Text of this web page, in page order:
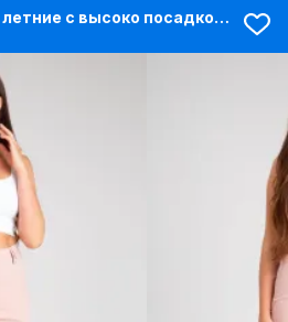
Розовые джинсы летние с высоко посадкой и зауженным низом